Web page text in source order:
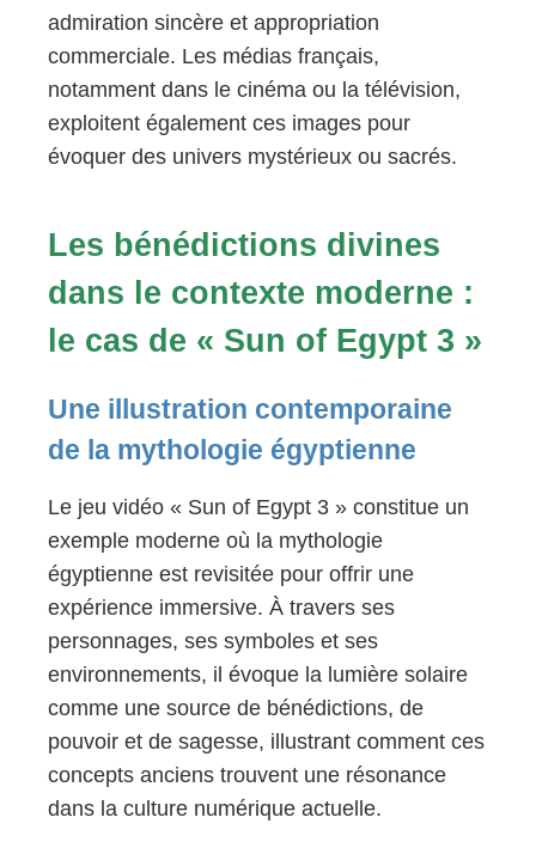
admiration sincère et appropriation
commerciale. Les médias français,
notamment dans le cinéma ou la télévision,
exploitent également ces images pour
évoquer des univers mystérieux ou sacrés.
Les bénédictions divines
dans le contexte moderne :
le cas de « Sun of Egypt 3 »
Une illustration contemporaine
de la mythologie égyptienne
Le jeu vidéo « Sun of Egypt 3 » constitue un
exemple moderne où la mythologie
égyptienne est revisitée pour offrir une
expérience immersive. À travers ses
personnages, ses symboles et ses
environnements, il évoque la lumière solaire
comme une source de bénédictions, de
pouvoir et de sagesse, illustrant comment ces
concepts anciens trouvent une résonance
dans la culture numérique actuelle.